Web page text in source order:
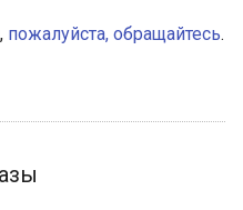
пожалуйста, обращайтесь.